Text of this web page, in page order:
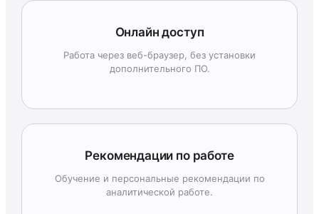
Онлайн доступ
Работа через веб-браузер, без установки
дополнительного ПО.
Рекомендации по работе
Обучение и персональные рекомендации по
аналитической работе.